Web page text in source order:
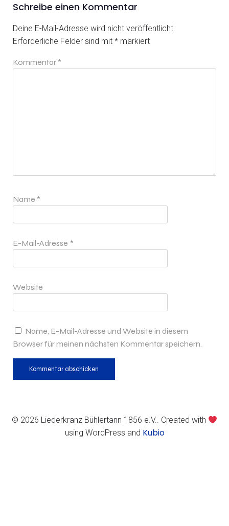
Schreibe einen Kommentar
Deine E-Mail-Adresse wird nicht veröffentlicht.
Erforderliche Felder sind mit * markiert
Kommentar *
Name *
E-Mail-Adresse *
Website
Name, E-Mail-Adresse und Website in diesem
Browser für meinen nächsten Kommentar speichern.
© 2026 Liederkranz Bühlertann 1856 e.V.. Created with
using WordPress and Kubio